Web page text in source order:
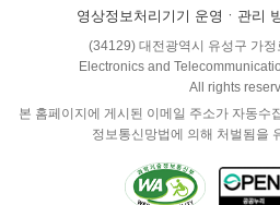
영상정보처리기기 운영ㆍ관리
(34129) 대전광역시 유성구 가
Electronics and
All rights
본 홈페이지에 게시된 이메일 주소가 자동수
정보통신망법에 의해 처벌됨을